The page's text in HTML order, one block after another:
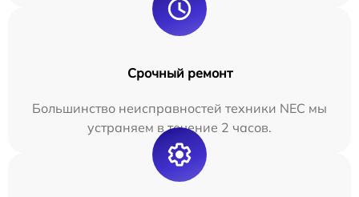
Срочный ремонт
Большинство неисправностей техники NEC мы
устраняем в течение 2 часов.